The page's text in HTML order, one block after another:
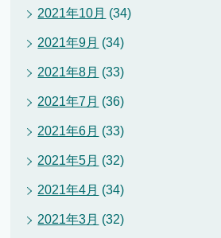
2021年10月 (34)
2021年9月 (34)
2021年8月 (33)
2021年7月 (36)
2021年6月 (33)
2021年5月 (32)
2021年4月 (34)
2021年3月 (32)